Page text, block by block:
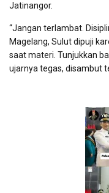
Jatinangor.
“Jangan terlambat.
Magelang, Sulut dipuji
saat materi. Tunjukkan
ujarnya tegas, disambut